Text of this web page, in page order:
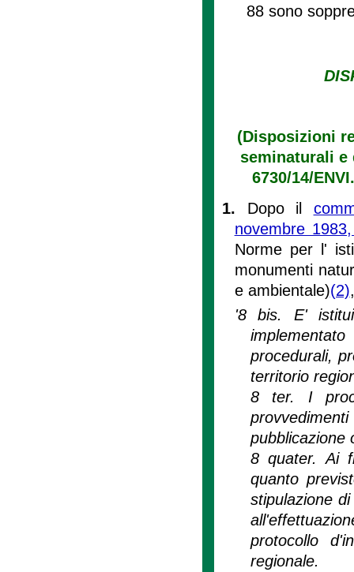
88 sono
(Disposizioni
seminaturali e
6730/14/
1. Dopo il
novembre
Norme per l'
monumenti
e ambientale)(2)
'8 bis. E'
procedurali,
territorio
8 ter. I
pubblicazione
8 quater. Ai
quanto
stipulazione
protocollo
regionale.